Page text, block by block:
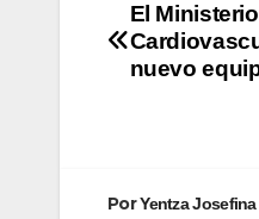
El
nuevo
PorYentza